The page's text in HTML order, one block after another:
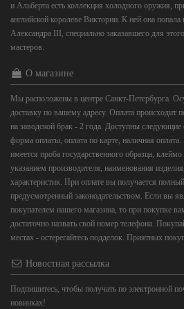
и Альберта есть коллекция холодного оружия,
английской королеве Виктории. К ней она попала
Александра III, специально заказавшего для
мастеров.
О магазине
Мы расположены в центре Санкт-Петербурга.
доставку по вашему адресу. Оплата происходит
на заводской брак - 2 года. Доступны
форма оплаты, оплата по карте, наличная
имеется проба государственного образца,
указанием производителя, наименования
характеристик. При оплате вы получается
предусмотренный законодательством. Если вы
покупателем нашего магазина, то при покупке
достаточно назвать свой номер телефона.
местах - остерегайтесь подделок. Приятных
Новостная рассылка
Подпишитесь, чтобы получать по электронной
новинках!